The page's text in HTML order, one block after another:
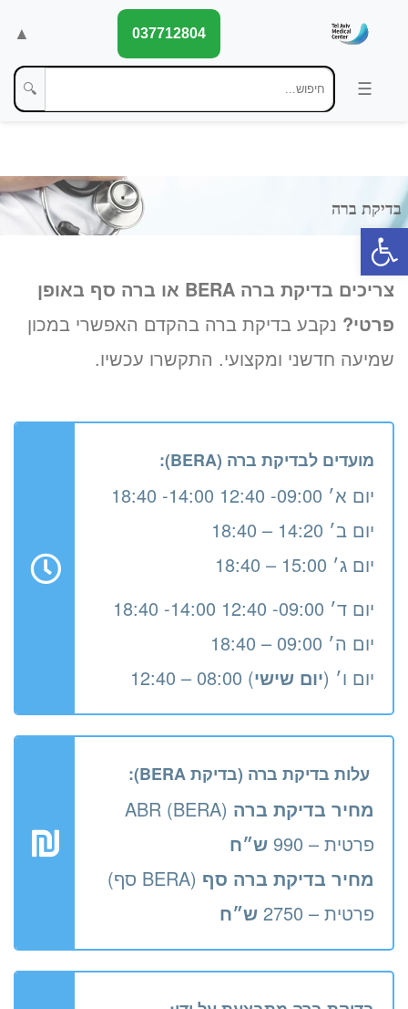
פתח סרגל נגישות
▲ 037712804
🔍
צריכים בדיקת ברה BERA או ברה סף באופן
פרטי? נקבע בדיקת ברה בהקדם האפשרי במכון
שמיעה חדשני ומקצועי. התקשרו עכשיו.
מועדים לבדיקת ברה (BERA):
יום א׳ 09:00- 12:40 14:00- 18:40
יום ב׳ 14:20 – 18:40
יום ג׳ 15:00 – 18:40
יום ד׳ 09:00- 12:40 14:00- 18:40
יום ה׳ 09:00 – 18:40
יום ו׳ (יום שישי) 08:00 – 12:40
עלות בדיקת ברה (בדיקת BERA):
מחיר בדיקת ברה
(BERA) ABR
פרטית – 990
ש״ח
מחיר בדיקת ברה סף
(BERA סף)
פרטית – 2750
ש״ח